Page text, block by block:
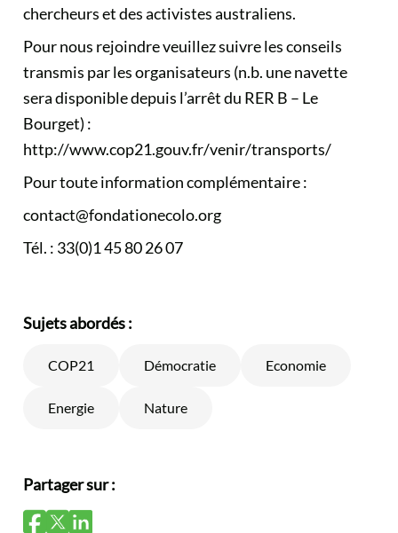
chercheurs et des activistes australiens.
Pour nous rejoindre veuillez suivre les conseils
transmis par les organisateurs (n.b. une navette
sera disponible depuis l’arrêt du RER B – Le
Bourget) :
http://www.cop21.gouv.fr/venir/transports/
Pour toute information complémentaire :
contact@fondationecolo.org
Tél. : 33(0)1 45 80 26 07
Sujets abordés :
COP21 Démocratie Economie
Energie Nature
Partager sur :